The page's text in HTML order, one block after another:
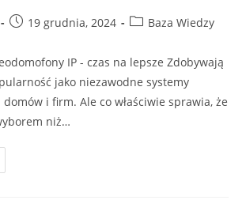
19 grudnia, 2024 Baza Wiedzy
IP - czas na lepsze Zdobywają
jako niezawodne systemy
i firm. Ale co właściwie sprawia, że
niż…